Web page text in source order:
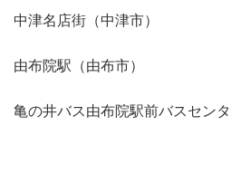
中津名店街（中津市）
由布院駅（由布市）
亀の井バス由布院駅前バスセンタ